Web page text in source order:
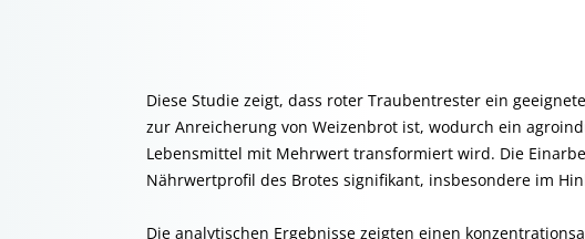
Diese Studie zeigt, dass roter Traubentrester ein
zur Anreicherung von Weizenbrot ist, wodurch ein
Lebensmittel mit Mehrwert transformiert wird. Die
Nährwertprofil des Brotes signifikant, insbesondere im
Die analytischen Ergebnisse zeigten einen